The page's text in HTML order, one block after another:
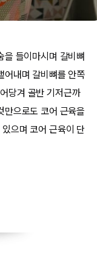
을 들이마시며 갈비뼈
어내며 갈비뼈를 안쪽
당겨 골반 기저근까
만으로도 코어 근육을
으며 코어 근육이 단